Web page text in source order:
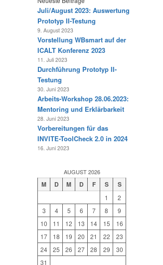
Juli/August 2023: Auswertung
Prototyp II-Testung
9. August 2023
Vorstellung WBsmart auf der
ICALT Konferenz 2023
11. Juli 2023
Durchführung Prototyp II-
Testung
30. Juni 2023
Arbeits-Workshop 28.06.2023:
Mentoring und Erklärbarkeit
28. Juni 2023
Vorbereitungen für das
INVITE-ToolCheck 2.0 in 2024
16. Juni 2023
AUGUST 2026
M D M D F S S
1
2
3
4 5 6 7 8
9
10
11 12 13 14 15
16
17
18 19 20 21 22
23
24
25 26 27 28 29
30
31